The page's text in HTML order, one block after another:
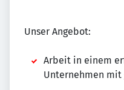
Unser Angebot:
Arbeit in einem
Unternehmen mit